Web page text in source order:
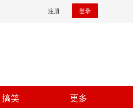
注册 登录
搞笑 更多